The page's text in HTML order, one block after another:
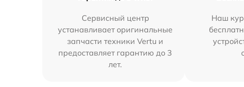
Сервисный центр
устанавливает оригинальные
запчасти техники Vertu и
предоставляет гарантию до 3
лет.
Наш